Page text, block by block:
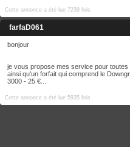
Cette annonce a été lue 7239 fois
farfaD061
bonjour
je vous propose mes service pour
ainsi qu'un forfait qui comprend le
3000 - 25 €...
Cette annonce a été lue 5935 fois